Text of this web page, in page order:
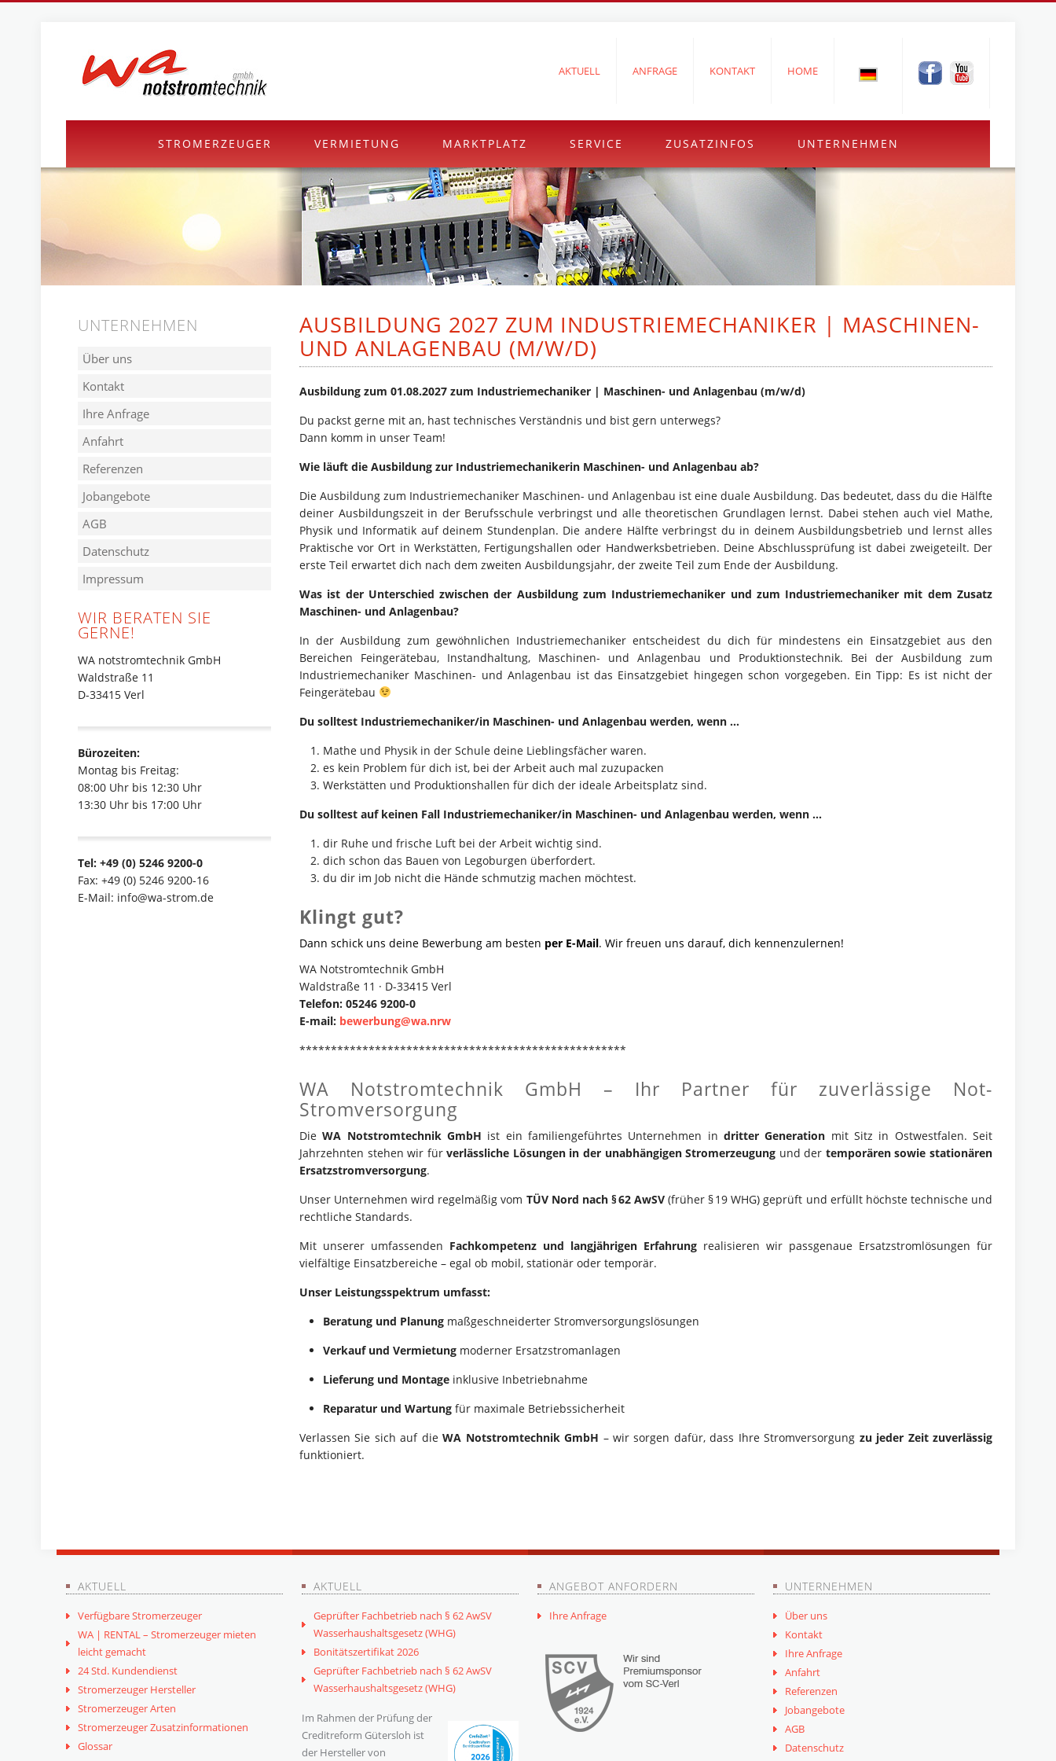
HOME
KONTAKT
ANFRAGE
AKTUELL
STROMERZEUGER VERMIETUNG MARKTPLATZ SERVICE ZUSATZINFOS UNTERNEHMEN
AUSBILDUNG 2027 ZUM INDUSTRIEMECHANIKER | MASCHINEN-
UND ANLAGENBAU (M/W/D)
Ausbildung zum 01.08.2027 zum Industriemechaniker | Maschinen- und Anlagenbau (m/w/d)
Du packst gerne mit an, hast technisches Verständnis und bist gern unterwegs?
Dann komm in unser Team!
Wie läuft die Ausbildung zur Industriemechanikerin Maschinen- und Anlagenbau ab?
Die Ausbildung zum Industriemechaniker Maschinen- und Anlagenbau ist eine duale Ausbildung. Das bedeutet, dass du die Hälfte
deiner Ausbildungszeit in der Berufsschule verbringst und alle theoretischen Grundlagen lernst. Dabei stehen auch viel Mathe,
Physik und Informatik auf deinem Stundenplan. Die andere Hälfte verbringst du in deinem Ausbildungsbetrieb und lernst alles
Praktische vor Ort in Werkstätten, Fertigungshallen oder Handwerksbetrieben. Deine Abschlussprüfung ist dabei zweigeteilt. Der
erste Teil erwartet dich nach dem zweiten Ausbildungsjahr, der zweite Teil zum Ende der Ausbildung.
Was ist der Unterschied zwischen der Ausbildung zum Industriemechaniker und zum Industriemechaniker mit dem Zusatz
Maschinen- und Anlagenbau?
In der Ausbildung zum gewöhnlichen Industriemechaniker entscheidest du dich für mindestens ein Einsatzgebiet aus den
Bereichen Feingerätebau, Instandhaltung, Maschinen- und Anlagenbau und Produktionstechnik. Bei der Ausbildung zum
Industriemechaniker Maschinen- und Anlagenbau ist das Einsatzgebiet hingegen schon vorgegeben. Ein Tipp: Es ist nicht der
Feingerätebau
Du solltest Industriemechaniker/in Maschinen- und Anlagenbau werden, wenn …
Mathe und Physik in der Schule deine Lieblingsfächer waren.
es kein Problem für dich ist, bei der Arbeit auch mal zuzupacken
Werkstätten und Produktionshallen für dich der ideale Arbeitsplatz sind.
Du solltest auf keinen Fall Industriemechaniker/in Maschinen- und Anlagenbau werden, wenn …
dir Ruhe und frische Luft bei der Arbeit wichtig sind.
dich schon das Bauen von Legoburgen überfordert.
du dir im Job nicht die Hände schmutzig machen möchtest.
Klingt gut?
Dann schick uns deine Bewerbung am besten per E-Mail. Wir freuen uns darauf, dich kennenzulernen!
WA Notstromtechnik GmbH
Waldstraße 11 · D-33415 Verl
Telefon: 05246 9200-0
E-mail: bewerbung@wa.nrw
****************************************************
WA Notstromtechnik GmbH – Ihr Partner für zuverlässige Not-
Stromversorgung
DieWA Notstromtechnik GmbH ist ein familiengeführtes Unternehmen indritter Generation mit Sitz in Ostwestfalen. Seit
Jahrzehnten stehen wir fürverlässliche Lösungen in der unabhängigen Stromerzeugung und der temporären sowie stationären
Ersatzstromversorgung.
Unser Unternehmen wird regelmäßig vom TÜV Nord nach § 62 AwSV (früher § 19 WHG) geprüft und erfüllt höchste technische und
rechtliche Standards.
Mit unserer umfassenden Fachkompetenz und langjährigen Erfahrung realisieren wir passgenaue Ersatzstromlösungen für
vielfältige Einsatzbereiche – egal ob mobil, stationär oder temporär.
Unser Leistungsspektrum umfasst:
Beratung und Planung maßgeschneiderter Stromversorgungslösungen
Verkauf und Vermietung moderner Ersatzstromanlagen
Lieferung und Montage inklusive Inbetriebnahme
Reparatur und Wartung für maximale Betriebssicherheit
Verlassen Sie sich auf dieWA Notstromtechnik GmbH – wir sorgen dafür, dass Ihre Stromversorgung zu jeder Zeit zuverlässig
funktioniert.
UNTERNEHMEN
Über uns
Kontakt
Ihre Anfrage
Anfahrt
Referenzen
Jobangebote
AGB
Datenschutz
Impressum
WIR BERATEN SIE
GERNE!
WA notstromtechnik GmbH
Waldstraße 11
D-33415 Verl
Bürozeiten:
Montag bis Freitag:
08:00 Uhr bis 12:30 Uhr
13:30 Uhr bis 17:00 Uhr
Tel: +49 (0) 5246 9200-0
Fax: +49 (0) 5246 9200-16
E-Mail: info@wa-strom.de
AKTUELL
Verfügbare Stromerzeuger
WA | RENTAL – Stromerzeuger mieten
leicht gemacht
24 Std. Kundendienst
Stromerzeuger Hersteller
Stromerzeuger Arten
Stromerzeuger Zusatzinformationen
Glossar
AKTUELL
Geprüfter Fachbetrieb nach § 62 AwSV
Wasserhaushaltsgesetz (WHG)
Bonitätszertifikat 2026
Geprüfter Fachbetrieb nach § 62 AwSV
Wasserhaushaltsgesetz (WHG)
Im Rahmen der Prüfung der
Creditreform Gütersloh ist
der Hersteller von
ANGEBOT ANFORDERN
Ihre Anfrage
UNTERNEHMEN
Über uns
Kontakt
Ihre Anfrage
Anfahrt
Referenzen
Jobangebote
AGB
Datenschutz